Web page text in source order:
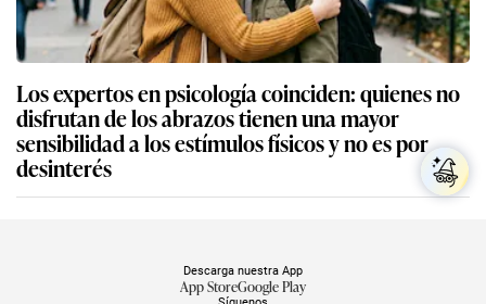
Los expertos en psicología coinciden: quienes no
disfrutan de los abrazos tienen una mayor
sensibilidad a los estímulos físicos y no es por
desinterés
Descarga nuestra App
App StoreGoogle Play